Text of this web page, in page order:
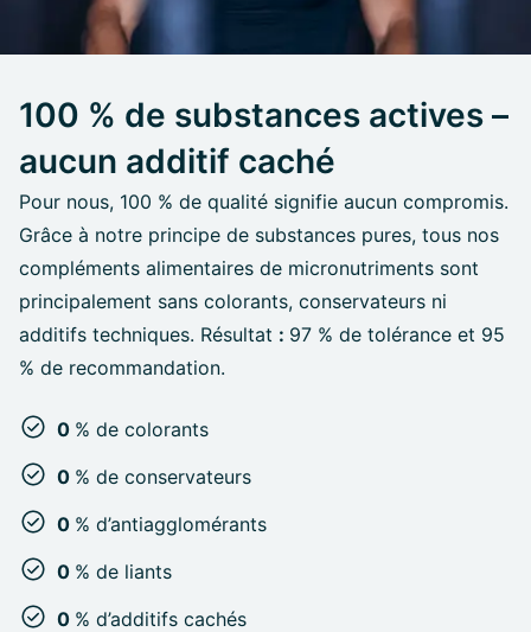
100 % de substances actives –
aucun additif caché
Pour nous, 100 % de qualité signifie aucun compromis.
Grâce à notre principe de substances pures, tous nos
compléments alimentaires de micronutriments sont
principalement sans colorants, conservateurs ni
additifs techniques. Résultat : 97 % de tolérance et 95
% de recommandation.
0 % de colorants
0 % de conservateurs
0 % d’antiagglomérants
0 % de liants
0 % d’additifs cachés